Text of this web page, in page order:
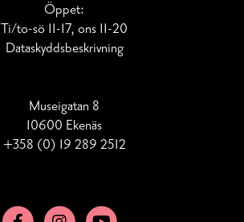
Öppet:
Ti/to-sö 11-17, ons 11-20
Dataskydds­beskrivning
Museigatan 8
10600 Ekenäs
+358 (0) 19 289 2512
FacebookInstagramYouTube